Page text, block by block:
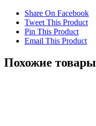
Share On Facebook
Tweet This Product
Pin This Product
Email This Product
Похожие товары